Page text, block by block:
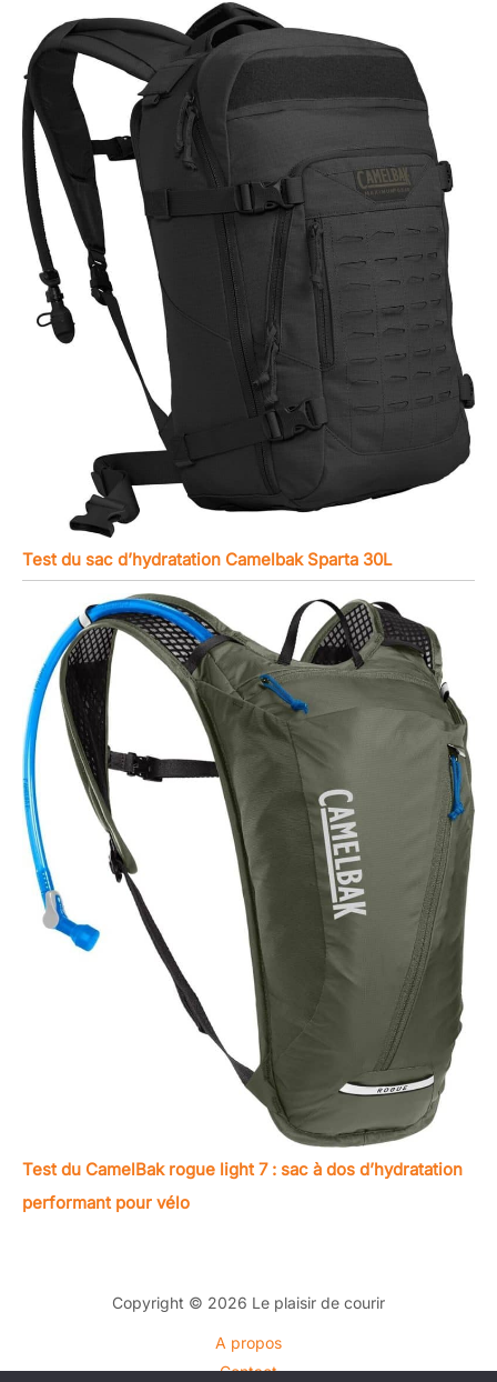
Test du sac d’hydratation Camelbak Sparta 30L
Test du CamelBak rogue light 7 : sac à dos d’hydratation
performant pour vélo
Copyright © 2026 Le plaisir de courir
A propos
Contact